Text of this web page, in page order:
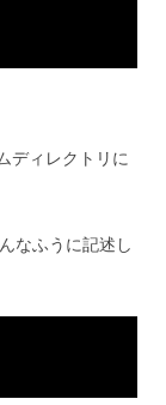
ディレクトリに
なふうに記述し